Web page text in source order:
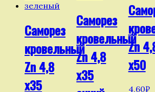
Саморез
кровельный
Zn 4,8
х35
Саморез
кровельный
Zn 4,8
х35
Zn
х50
4,60₽